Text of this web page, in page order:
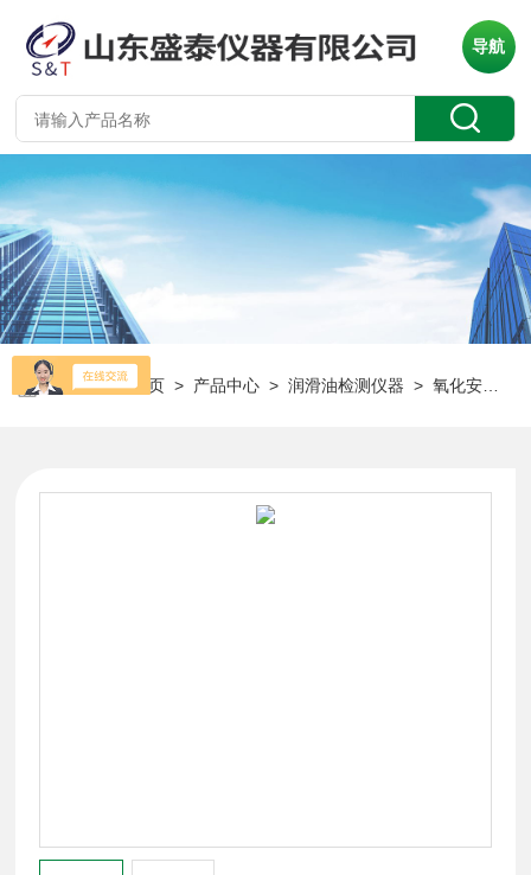
导航
当前位置：首页 > 产品中心 >润滑油检测仪器 >氧化安定性